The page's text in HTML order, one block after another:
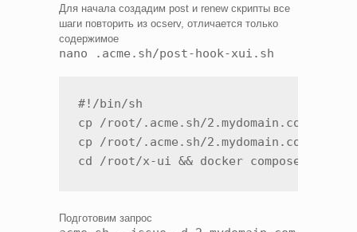
Для начала создадим post и renew скрипты все
шаги повторить из ocserv, отличается только
содержимое
nano .acme.sh/post-hook-xui.sh
#!/bin/sh
cp /root/.acme.sh/
cp /root/.acme.sh/
cd /root/x-ui && docker compose down
Подготовим запрос